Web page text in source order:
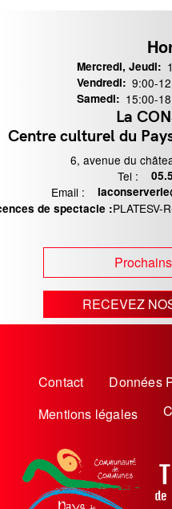
Mercredi, Jeudi:
Vendredi: 9:00-
Samedi: 15:00-
La
Centre culturel du
6, avenue du
Tel :
Email : Email
de spectacle :PLATESV-
RECEVEZ
Menu
Pied
page
Contact
Données
Mentions légales